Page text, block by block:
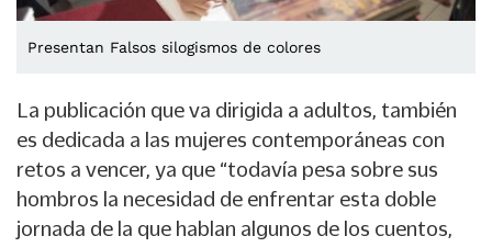
Presentan Falsos silogismos de colores
La publicación que va dirigida a adultos, también
es dedicada a las mujeres contemporáneas con
retos a vencer, ya que “todavía pesa sobre sus
hombros la necesidad de enfrentar esta doble
jornada de la que hablan algunos de los cuentos,